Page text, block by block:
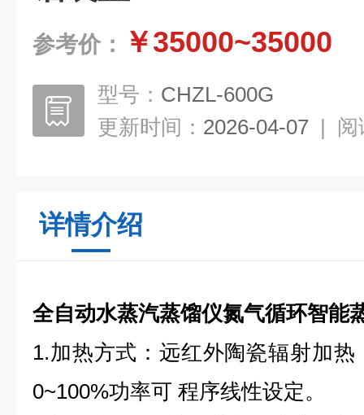
参考价： ￥35000~35000
型号： CHZL-600G
更新时间： 2026-04-07 | 阅
详情介绍
全自动水蒸汽蒸馏仪氮气循环智能
1.加热方式：远红外陶瓷辐射加
0~100%功率可 程序线性设定。